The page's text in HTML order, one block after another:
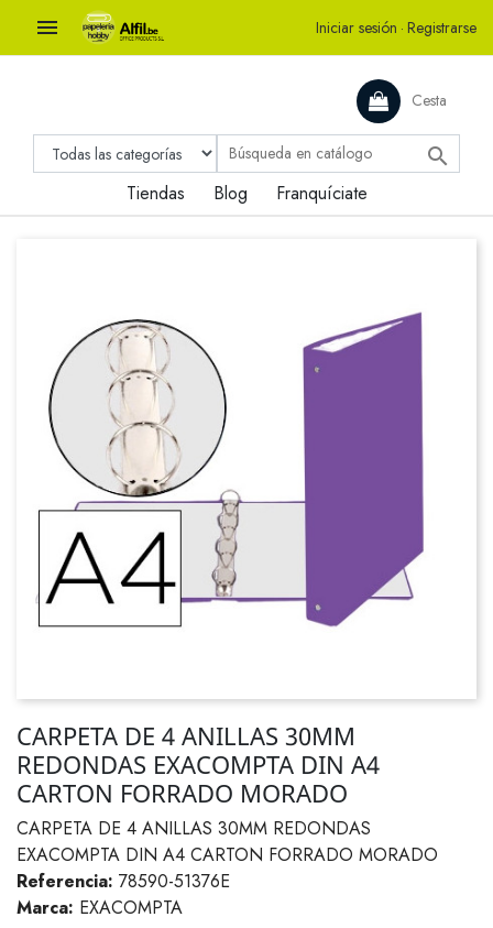
 Iniciar sesión · Registrarse
Cesta

Tiendas Blog Franquíciate
CARPETA DE 4 ANILLAS 30MM
REDONDAS EXACOMPTA DIN A4
CARTON FORRADO MORADO
CARPETA DE 4 ANILLAS 30MM REDONDAS
EXACOMPTA DIN A4 CARTON FORRADO MORADO
Referencia: 78590-51376E
Marca: EXACOMPTA